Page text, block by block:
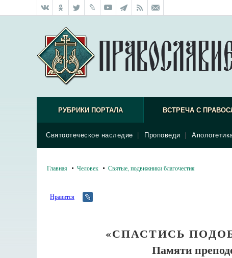
РУБРИКИ ПОРТАЛА ВСТРЕЧА С
Святоотеческое наследие Проповеди
Главная Человек Святые, подвижники благочестия
Нравится
«СПАСТИСЬ
Памяти